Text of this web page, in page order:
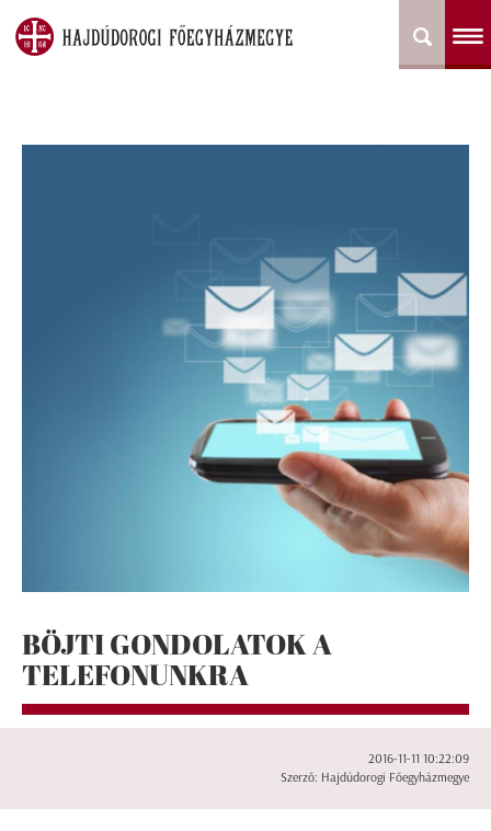
BÖJTI GONDOLATOK A
TELEFONUNKRA
2016-11-11 10:22:09
Szerző: Hajdúdorogi Főegyházmegye